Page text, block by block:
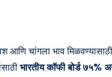
आणि चांगला भाव
भारतीय कॉफी बोर्ड ७५%